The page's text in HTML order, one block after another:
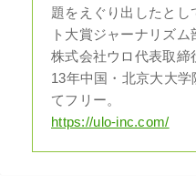
題をえぐり出したとし
ト大賞ジャーナリズム
株式会社ウロ代表取締
13年中国・北京大大
てフリー。
https://ulo-inc.com/